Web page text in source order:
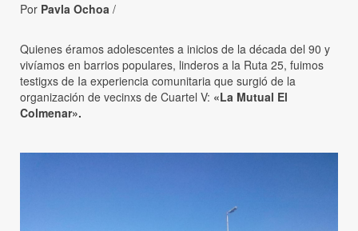
Por Pavla Ochoa /
Quienes éramos adolescentes a inicios de la década del 90 y
vivíamos en barrios populares, linderos a la Ruta 25, fuimos
testigxs de Ia experiencia comunitaria que surgió de la
organización de vecinxs de Cuartel V: «La Mutual El
Colmenar».